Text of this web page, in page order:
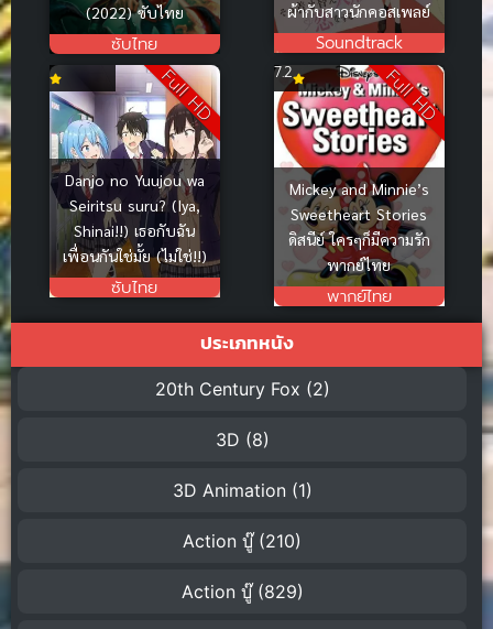
(2022) ซับไทย
ซับไทย
ผ้ากับสาวนักคอสเพลย์
Soundtrack
Full HD
Danjo no Yuujou wa
Seiritsu suru? (Iya,
Shinai!!) เธอกับฉัน
เพื่อนกันใช่มั้ย (ไม่ใช่!!)
ซับไทย
Full HD
Mickey and Minnie’s
Sweetheart Stories
ดิสนีย์ ใครๆก็มีความรัก
พากย์ไทย
พากย์ไทย
7.2
ประเภทหนัง
20th Century Fox (2)
3D (8)
3D Animation (1)
Action บู๊(210)
Action บู๊(829)